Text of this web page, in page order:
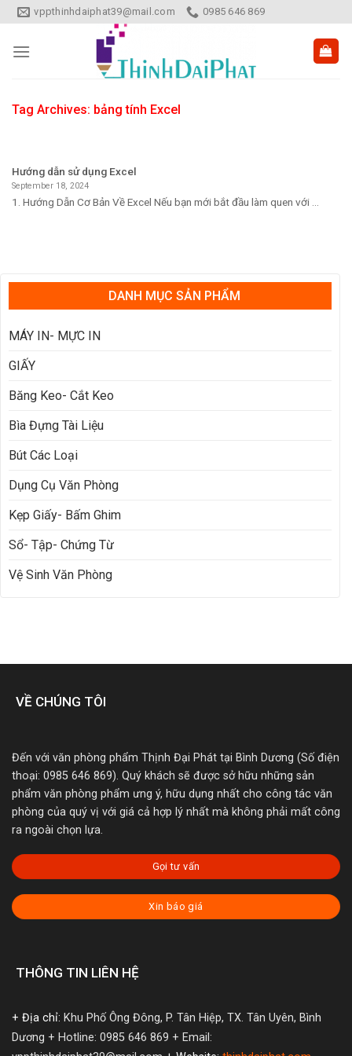
Skip
to
content
vppthinhdaiphat39@mail.com 0985 646 869
Tag Archives: bảng tính Excel
DANH MỤC SẢN PHẨM
MÁY IN- MỰC IN
GIẤY
Băng Keo- Cắt Keo
Bìa Đựng Tài Liệu
Bút Các Loại
Dụng Cụ Văn Phòng
Kẹp Giấy- Bấm Ghim
Sổ- Tập- Chứng Từ
Vệ Sinh Văn Phòng
Hướng dẫn sử dụng Excel
September 18, 2024
1. Hướng Dẫn Cơ Bản Về Excel Nếu bạn mới bắt đầu làm quen với ...
VỀ CHÚNG TÔI
Đến với văn phòng phẩm Thịnh Đại Phát tại Bình Dương (Số điện
thoại: 0985 646 869). Quý khách sẽ được sở hữu những sản
phẩm văn phòng phẩm ưng ý, hữu dụng nhất cho công tác văn
phòng của quý vị với giá cả hợp lý nhất mà không phải mất công
ra ngoài chọn lựa.
Gọi tư vấn
Xin báo giá
THÔNG TIN LIÊN HỆ
+ Địa chỉ: Khu Phố Ông Đông, P. Tân Hiệp, TX. Tân Uyên, Bình
Dương + Hotline: 0985 646 869 + Email: